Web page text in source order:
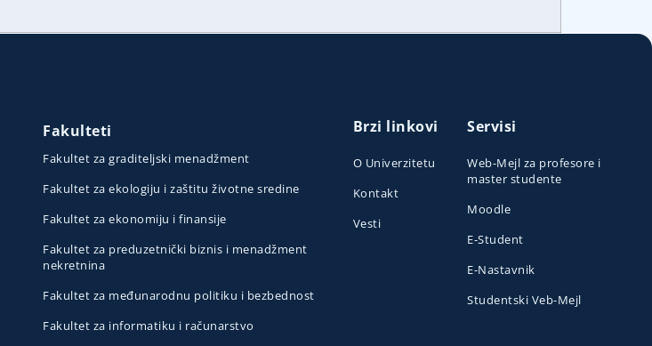
Fakulteti
Fakultet za graditeljski menadžment
Fakultet za ekologiju i zaštitu životne sredine
Fakultet za ekonomiju i finansije
Fakultet za preduzetnički biznis i menadžment
nekretnina
Fakultet za međunarodnu politiku i bezbednost
Fakultet za informatiku i računarstvo
Brzi linkovi
O Univerzitetu
Kontakt
Vesti
Servisi
Web-Mejl za profesore i
master studente
Moodle
E-Student
E-Nastavnik
Studentski Veb-Mejl